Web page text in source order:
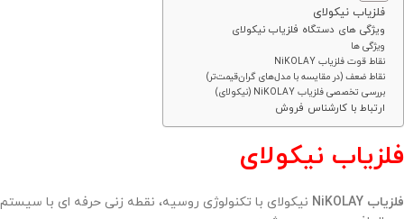
فلزیاب نیکولای
ویژگی های دستگاه فلزیاب نیکولای
ویژگی ها
نقاط قوت فلزیاب NiKOLAY
نقاط ضعف (در مقایسه با مدل‌های گران‌قیمت‌تر)
بررسی تخصصی فلزیاب NiKOLAY (نیکولای)
ارتباط با کارشناس فروش
فلزیاب نیکولای
فلزیاب NiKOLAY
نیکولای با تکنولوژی روسیه، نقطه زنی حرفه ای با سیستم